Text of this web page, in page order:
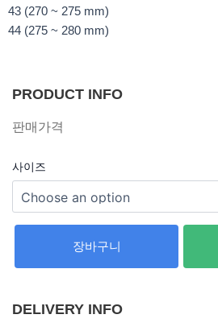
43 (270 ~ 275 mm)
44 (275 ~ 280 mm)
PRODUCT INFO
판매가격
사이즈
장바구니
DELIVERY INFO